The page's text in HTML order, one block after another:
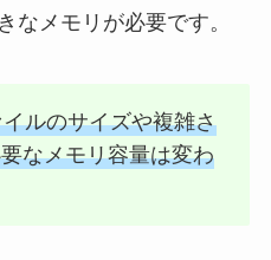
なメモリが必要です。
ルのサイズや複雑さ
なメモリ容量は変わ